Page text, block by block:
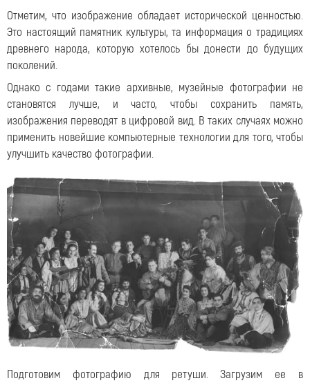
Отметим, что изображение обладает исторической ценностью.
Это настоящий памятник культуры, та информация о традициях
древнего народа, которую хотелось бы донести до будущих
поколений.
Однако с годами такие архивные, музейные фотографии не
становятся лучше, и часто, чтобы сохранить память,
изображения переводят в цифровой вид. В таких случаях можно
применить новейшие компьютерные технологии для того, чтобы
улучшить качество фотографии.
Подготовим фотографию для ретуши. Загрузим ее в